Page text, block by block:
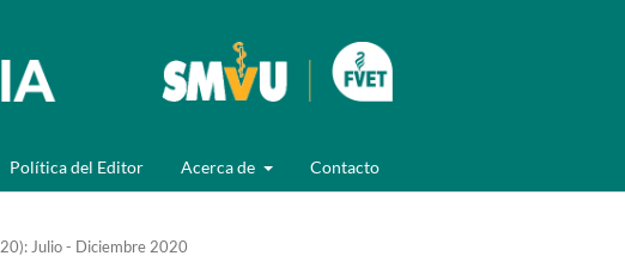
Política del Editor Acerca de Contacto
Julio - Diciembre 2020